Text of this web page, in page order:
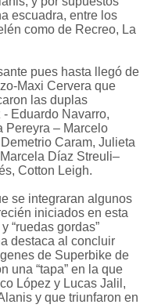
escuadra, entre los
como de Recreo, La
pues hasta llegó de
Maxi Cervera que
las duplas
Eduardo Navarro,
Pereyra – Marcelo
Caram, Julieta
Díaz Streuli–
Cotton Leigh.
se integraran algunos
iniciados en esta
“ruedas gordas”
destaca al concluir
de Superbike de
una “tapa” en la que
López y Lucas Jalil,
y que triunfaron en